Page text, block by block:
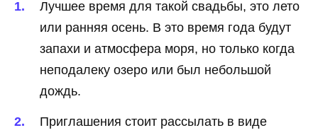
Лучшее время для такой свадьбы, это лето
или ранняя осень. В это время года будут
запахи и атмосфера моря, но только когда
неподалеку озеро или был небольшой
дождь.
Приглашения стоит рассылать в виде